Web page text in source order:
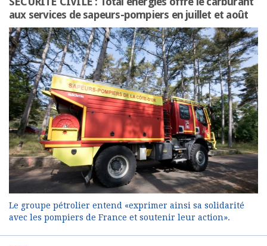
aux services de sapeurs-pompiers en juillet et août
Le groupe pétrolier entend «exprimer ainsi sa solidarité
avec les pompiers de France et soutenir leur action».